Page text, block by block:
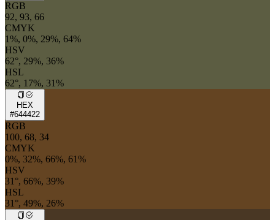
RGB
92, 93, 66
CMYK
1%, 0%, 29%, 64%
HSV
62°, 29%, 36%
HSL
62°, 17%, 31%
HEX
#644422
RGB
100, 68, 34
CMYK
0%, 32%, 66%, 61%
HSV
31°, 66%, 39%
HSL
31°, 49%, 26%